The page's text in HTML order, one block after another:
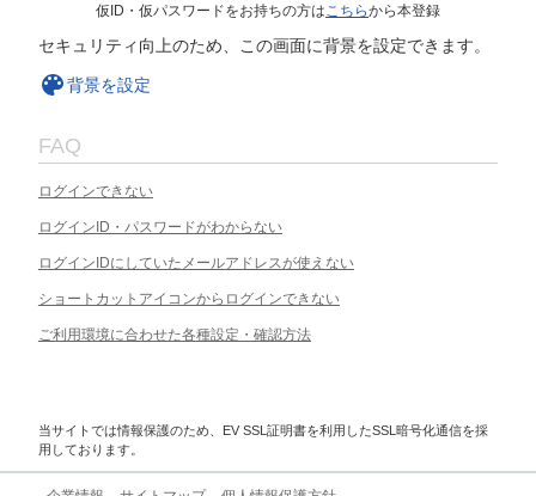
仮ID・仮パスワードをお持ちの方はこちらから本登録
セキュリティ向上のため、この画面に背景を設定できます。
背景を設定
FAQ
ログインできない
ログインID・パスワードがわからない
ログインIDにしていたメールアドレスが使えない
ショートカットアイコンからログインできない
ご利用環境に合わせた各種設定・確認方法
当サイトでは情報保護のため、EV SSL証明書を利用したSSL暗号化通信を採
用しております。